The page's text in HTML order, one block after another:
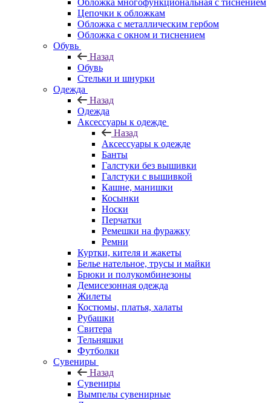
Обложка многофункциональная с тиснением
Цепочки к обложкам
Обложка с металлическим гербом
Обложка с окном и тиснением
Обувь
Назад
Обувь
Стельки и шнурки
Одежда
Назад
Одежда
Аксессуары к одежде
Назад
Аксессуары к одежде
Банты
Галстуки без вышивки
Галстуки с вышивкой
Кашне, манишки
Косынки
Носки
Перчатки
Ремешки на фуражку
Ремни
Куртки, кителя и жакеты
Белье нательное, трусы и майки
Брюки и полукомбинезоны
Демисезонная одежда
Жилеты
Костюмы, платья, халаты
Рубашки
Свитера
Тельняшки
Футболки
Сувениры
Назад
Сувениры
Вымпелы сувенирные